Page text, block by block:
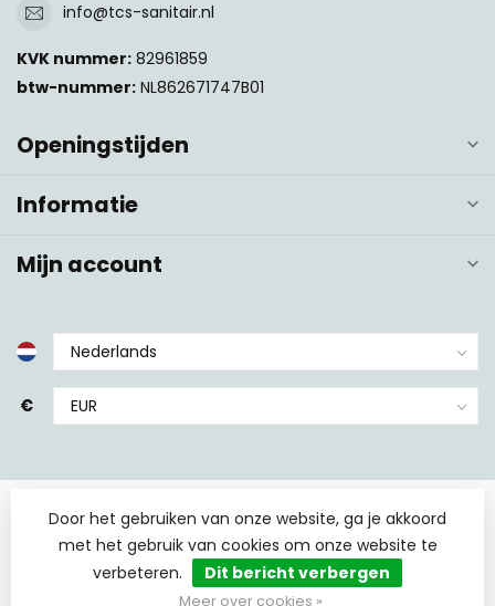
info@tcs-sanitair.nl
KVK nummer: 82961859
btw-nummer: NL862671747B01
Openingstijden
Informatie
Mijn account
€
© Copyright 2026 TCS Sanitair- Powered byLightspeed
Lightspeed design byDyvelopment
Door het gebruiken van onze website, ga je akkoord
met het gebruik van cookies om onze website te
verbeteren.
Dit bericht verbergen
Meer over cookies »